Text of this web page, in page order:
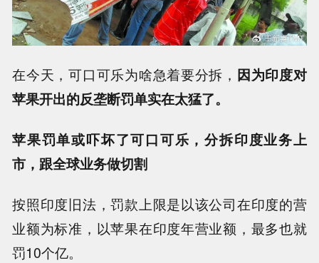
在今天，可口可乐为啥急着要分拆， 因为印度对
苹果开出的反垄断罚单实在太猛了。
苹果罚单或吓坏了可口可乐，分拆印度业务上
市，跟全球业务做切割
按照印度旧法，罚款上限是以该公司在印度的营
业额为标准，以苹果在印度年营业额，最多也就
罚10个亿。